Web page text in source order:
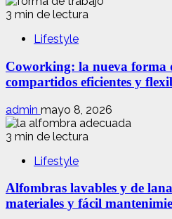
3 min de lectura
Lifestyle
Coworking: la nueva forma
compartidos eficientes y
admin mayo 8, 2026
3 min de lectura
Lifestyle
Alfombras lavables y de
materiales y fácil